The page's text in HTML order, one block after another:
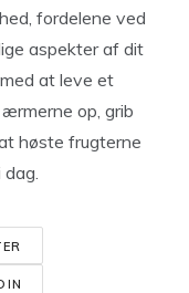
fordelene ved
aspekter af dit
at leve et
op, grib
høste frugterne